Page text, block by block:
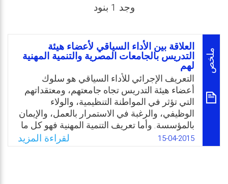
وجد 1 بنود
ملخص
العلاقة بين الأداء السياقي لأعضاء هيئة
التدريس بالجامعات المصرية والتنمية المهنية
لهم
التعريف الإجرائي للأداء السياقي ھو سلوك
أعضاء ھيئة التدريس تجاه جامعتھم، ومعتقداتھم
التي تؤثر في المواطنة التنظيمية، والولاء
الوظيفي، والرغبة في الاستمرار بالعمل، والإيمان
بالمؤسسة. وأما تعريف التنمية المهنية فهو كل ما
يقوم به عضو ھيئة التدريس لتطوير ذاته مھنيًا من
حضور مؤتمرات أو إنتاج علمي أو حضور دورات
15-04-2015 لقراءة المزيد